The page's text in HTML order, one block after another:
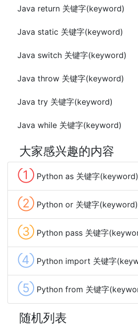
Java return 关键字(keyword)
Java static 关键字(keyword)
Java switch 关键字(keyword)
Java throw 关键字(keyword)
Java try 关键字(keyword)
Java while 关键字(keyword)
大家感兴趣的内容
① Python as 关键字(keyword)
② Python or 关键字(keyword)
③ Python pass 关键字
④ Python import 关键字
⑤ Python from 关键字
随机列表